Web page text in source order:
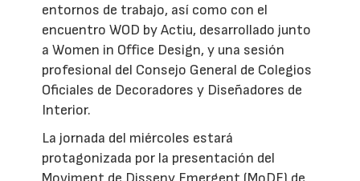
entornos de trabajo, así como con el
encuentro WOD by Actiu, desarrollado junto
a Women in Office Design, y una sesión
profesional del Consejo General de Colegios
Oficiales de Decoradores y Diseñadores de
Interior.
La jornada del miércoles estará
protagonizada por la presentación del